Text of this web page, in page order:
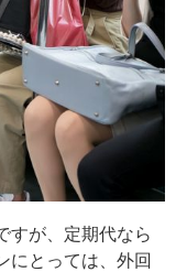
すが、定期代なら
にとっては、外回